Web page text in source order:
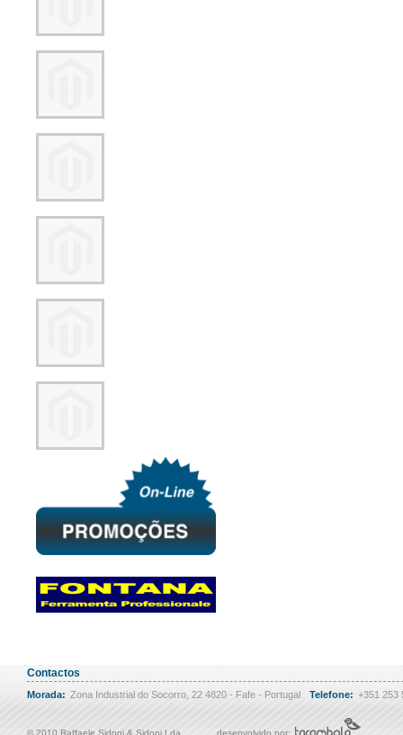
Contactos
Morada: Zona Industrial do Socorro, 22 4820 - Fafe - Portugal Telefone: +351 253
© 2010 Raffaele Sidoni & Sidoni Lda desenvolvido por: